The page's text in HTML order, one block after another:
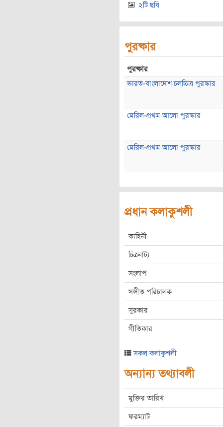
২টি ছবি
পুরষ্কার
পুরষ্কার
ভারত-বাংলাদেশ চলচ্চিত্র পুরস্কার
মেরিল-প্রথম আলো পুরস্কার
মেরিল-প্রথম আলো পুরস্কার
প্রধান কলাকুশলী
কাহিনী
চিত্রনাট্য
সংলাপ
সঙ্গীত পরিচালক
সুরকার
গীতিকার
সকল কলাকুশলী
অন্যান্য তথ্যাবলী
মুক্তির তারিখ
ফরম্যাট